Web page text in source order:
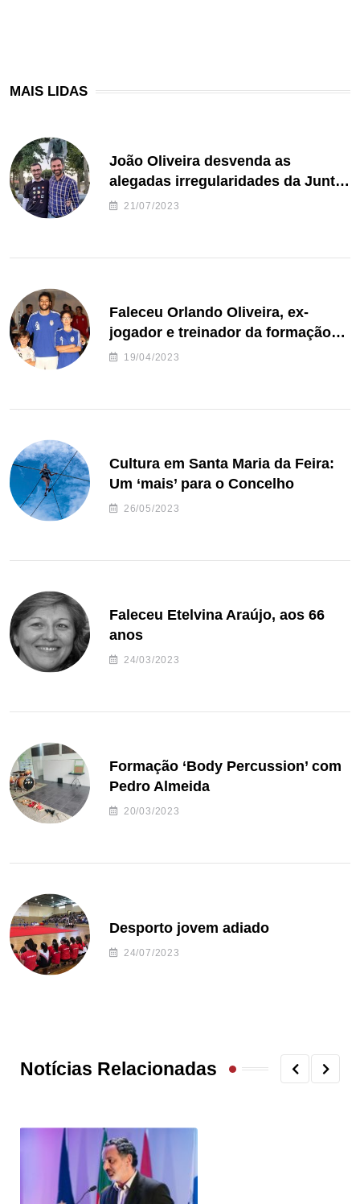
MAIS LIDAS
João Oliveira desvenda as
alegadas irregularidades da Junta
de Freguesia S. João de Ver
21/07/2023
Faleceu Orlando Oliveira, ex-
jogador e treinador da formação
de andebol do Feirense
19/04/2023
Cultura em Santa Maria da Feira:
Um ‘mais’ para o Concelho
26/05/2023
Faleceu Etelvina Araújo, aos 66
anos
24/03/2023
Formação ‘Body Percussion’ com
Pedro Almeida
20/03/2023
Desporto jovem adiado
24/07/2023
Notícias Relacionadas